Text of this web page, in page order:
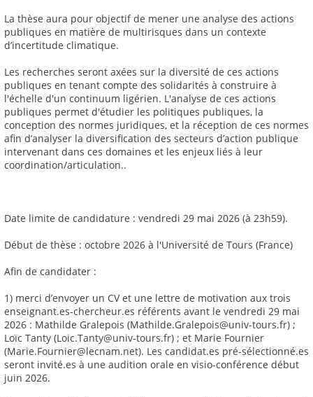
La thèse aura pour objectif de mener une analyse des actions
publiques en matière de multirisques dans un contexte
d’incertitude climatique.
Les recherches seront axées sur la diversité de ces actions
publiques en tenant compte des solidarités à construire à
l'échelle d'un continuum ligérien. L'analyse de ces actions
publiques permet d'étudier les politiques publiques, la
conception des normes juridiques, et la réception de ces normes
afin d’analyser la diversification des secteurs d’action publique
intervenant dans ces domaines et les enjeux liés à leur
coordination/articulation..
Date limite de candidature : vendredi 29 mai 2026 (à 23h59).
Début de thèse : octobre 2026 à l'Université de Tours (France)
Afin de candidater :
1) merci d’envoyer un CV et une lettre de motivation aux trois
enseignant.es-chercheur.es référents avant le vendredi 29 mai
2026 : Mathilde Gralepois (Mathilde.Gralepois@univ-tours.fr) ;
Loïc Tanty (Loic.Tanty@univ-tours.fr) ; et Marie Fournier
(Marie.Fournier@lecnam.net). Les candidat.es pré-sélectionné.es
seront invité.es à une audition orale en visio-conférence début
juin 2026.